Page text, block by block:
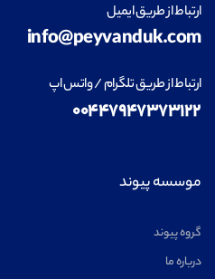
ارتباط از طریق ایمیل
info@peyvanduk.com
ارتباط از طریق تلگرام / واتس اپ
۰۰۴۴۷۹۴۷۳۷۳۱۲۲
موسسه پیوند
گروه پیوند
درباره ما